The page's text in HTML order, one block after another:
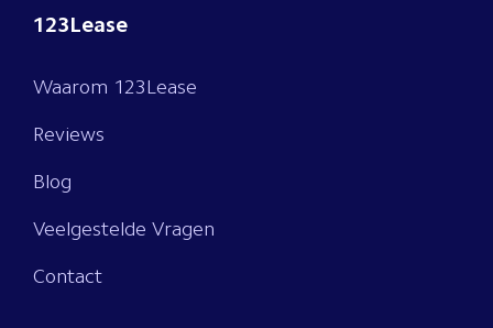
123Lease
Waarom 123Lease
Reviews
Blog
Veelgestelde Vragen
Contact